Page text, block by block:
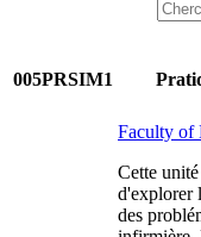
005PRSIM1
Faculty of
Cette
d'explorer
des